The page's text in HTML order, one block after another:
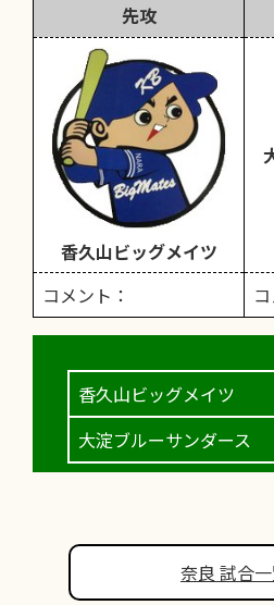
先攻
香久山ビッグメイツ
コメント：
香久山ビッグメイツ
大淀ブルーサンダース
奈良 試合